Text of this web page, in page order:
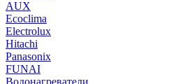
AUX
Ecoclima
Electrolux
Hitachi
Panasonix
FUNAI
Водонагреватели